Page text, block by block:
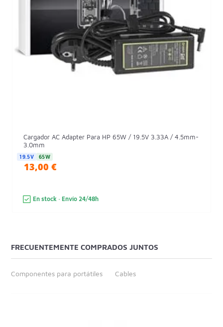
Cargador AC Adapter Para HP 65W / 19.5V 3.33A / 4.5mm-
3.0mm
19.5V 65W
13,00 €
En stock · Envío 24/48h
FRECUENTEMENTE COMPRADOS JUNTOS
Componentes para portátiles Cables